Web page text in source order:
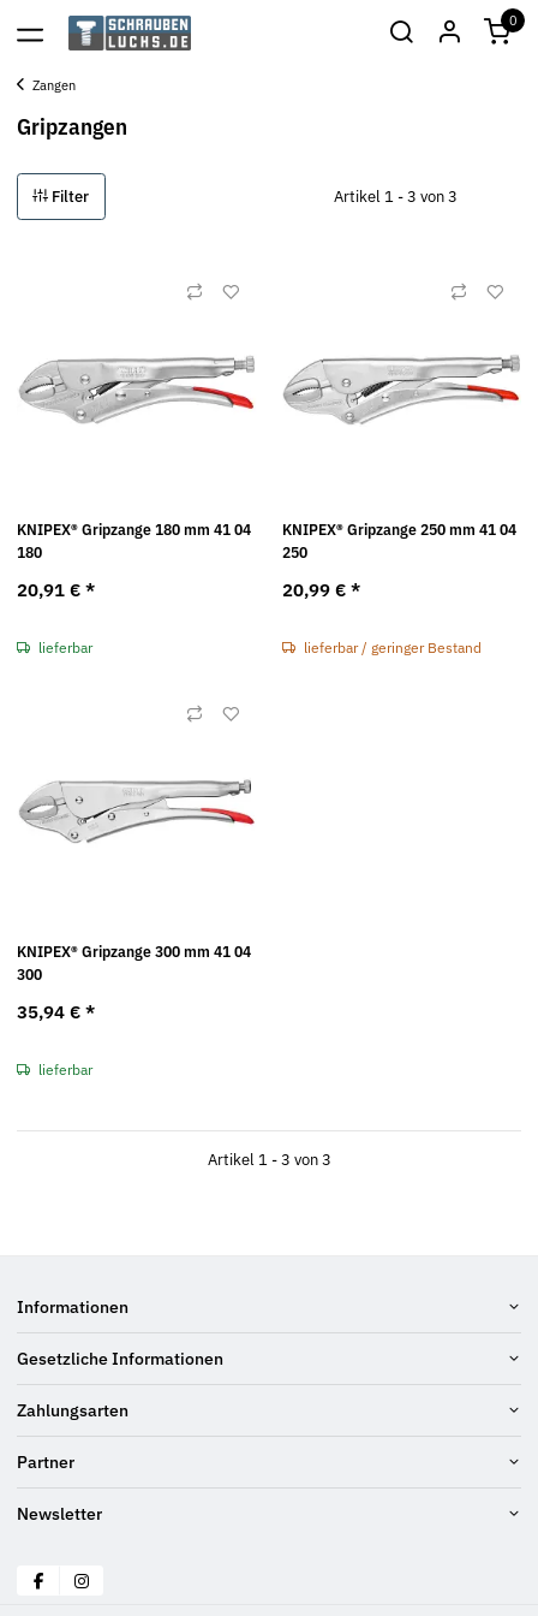
0
Zangen
Gripzangen
Filter Artikel 1 - 3 von 3
KNIPEX® Gripzange 180 mm 41 04
180
20,91 € *
lieferbar
KNIPEX® Gripzange 250 mm 41 04
250
20,99 € *
lieferbar / geringer Bestand
KNIPEX® Gripzange 300 mm 41 04
300
35,94 € *
lieferbar
Artikel 1 - 3 von 3
Informationen
Gesetzliche Informationen
Zahlungsarten
Partner
Newsletter